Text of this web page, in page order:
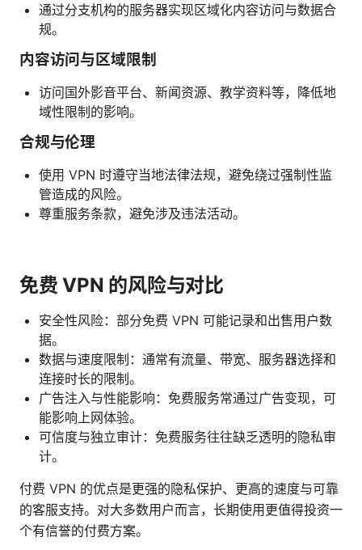
通过分支机构的服务器实现区域化内容访问与数据合
规。
内容访问与区域限制
访问国外影音平台、新闻资源、教学资料等，降低地
域性限制的影响。
合规与伦理
使用 VPN 时遵守当地法律法规，避免绕过强制性监
管造成的风险。
尊重服务条款，避免涉及违法活动。
免费 VPN 的风险与对比
安全性风险：部分免费 VPN 可能记录和出售用户数
据。
数据与速度限制：通常有流量、带宽、服务器选择和
连接时长的限制。
广告注入与性能影响：免费服务常通过广告变现，可
能影响上网体验。
可信度与独立审计：免费服务往往缺乏透明的隐私审
计。
付费 VPN 的优点是更强的隐私保护、更高的速度与可靠
的客服支持。对大多数用户而言，长期使用更值得投资一
个有信誉的付费方案。